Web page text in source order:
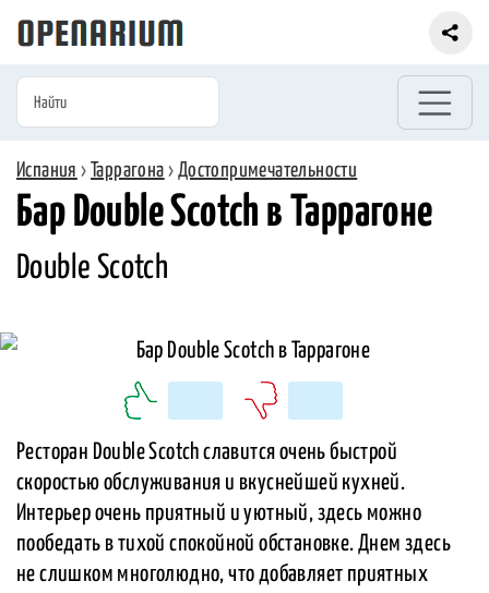
Испания ›Таррагона › Достопримечательности
Бар Double Scotch в Таррагоне
Double Scotch
Ресторан Double Scotch славится очень быстрой
скоростью обслуживания и вкуснейшей кухней.
Интерьер очень приятный и уютный, здесь можно
пообедать в тихой спокойной обстановке. Днем здесь
не слишком многолюдно, что добавляет приятных